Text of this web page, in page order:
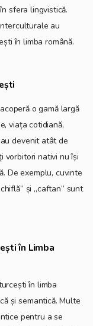
sfera lingvistică.
au
în limba română.
acoperă o gamă largă
viața cotidiană,
devenit atât de
vorbitori nativi nu își
De exemplu, cuvinte
și „caftan” sunt
în Limba
în limba
și semantică. Multe
pentru a se